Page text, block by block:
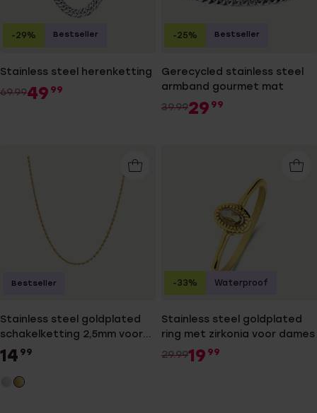
Stainless steel herenketting
69.9949 99
-29% Bestseller
Gerecycled stainless steel
armband gourmet mat
39.9929 99
-25% Bestseller
Stainless steel goldplated
schakelketting 2,5mm voor
dames
14 99
Bestseller
Stainless steel goldplated
ring met zirkonia voor dames
29.9919 99
-33% Waterproof